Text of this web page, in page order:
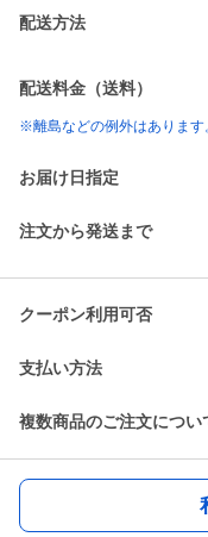
配送方法
配送料金（送料）
※離島などの例外はあります
お届け日指定
注文から発送まで
クーポン利用可否
支払い方法
複数商品のご注文につい